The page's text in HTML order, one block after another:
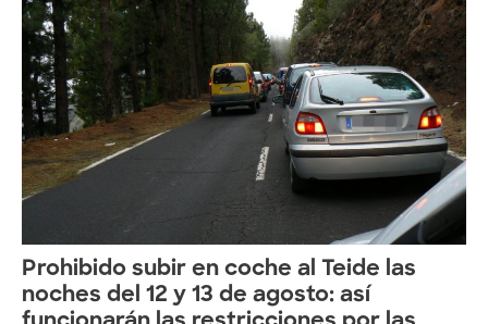
Prohibido subir en coche al Teide las
noches del 12 y 13 de agosto: así